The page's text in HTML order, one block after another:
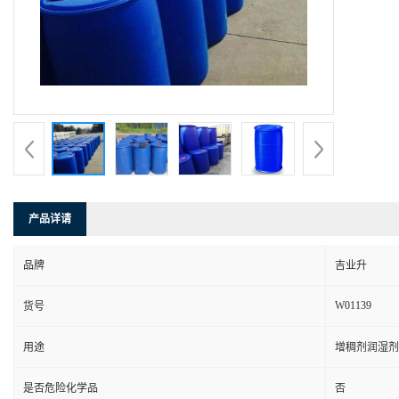
产品详请
品牌 吉业升
货号 W01139
用途 增稠剂润湿剂
是否危险化学品 否